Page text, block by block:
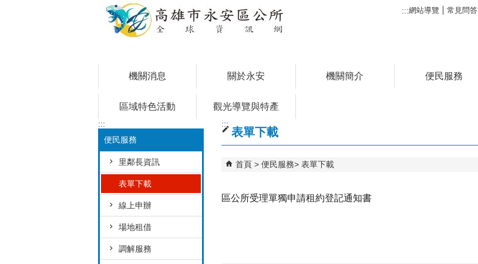
:::網站導覽 常見問答
機關消息 關於永安 機關簡介 便民服務
區域特色活動 觀光導覽與特產
:::
便民服務
里鄰長資訊
表單下載
線上申辦
場地租借
調解服務
:::
表單下載
首頁 便民服務 表單下載
區公所受理單獨申請租約登記通知書